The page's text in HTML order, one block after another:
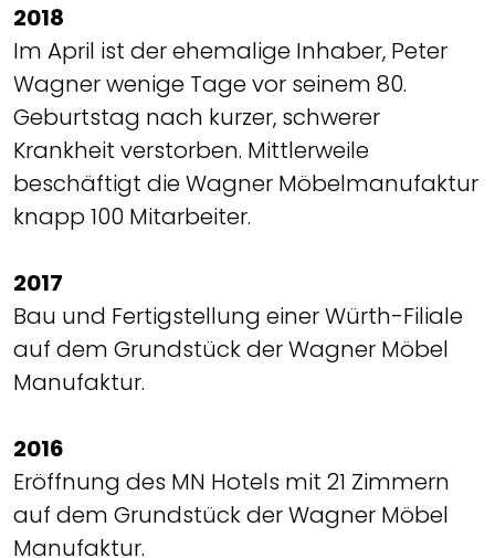
2018
Im April ist der ehemalige Inhaber, Peter
Wagner wenige Tage vor seinem 80.
Geburtstag nach kurzer, schwerer
Krankheit verstorben. Mittlerweile
beschäftigt die Wagner Möbelmanufaktur
knapp 100 Mitarbeiter.
2017
Bau und Fertigstellung einer Würth-Filiale
auf dem Grundstück der Wagner Möbel
Manufaktur.
2016
Eröffnung des MN Hotels mit 21 Zimmern
auf dem Grundstück der Wagner Möbel
Manufaktur.